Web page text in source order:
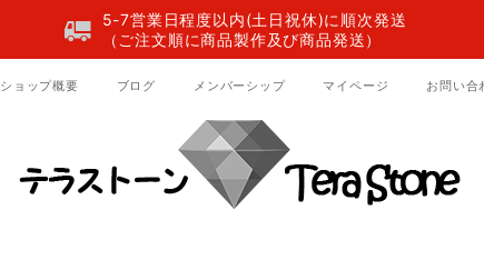
5-7営業日程度以内(土日祝休)に順次発送
（ご注文順に商品製作及び商品発送）
ショップ概要 ブログ メンバーシップ マイページ お問い合